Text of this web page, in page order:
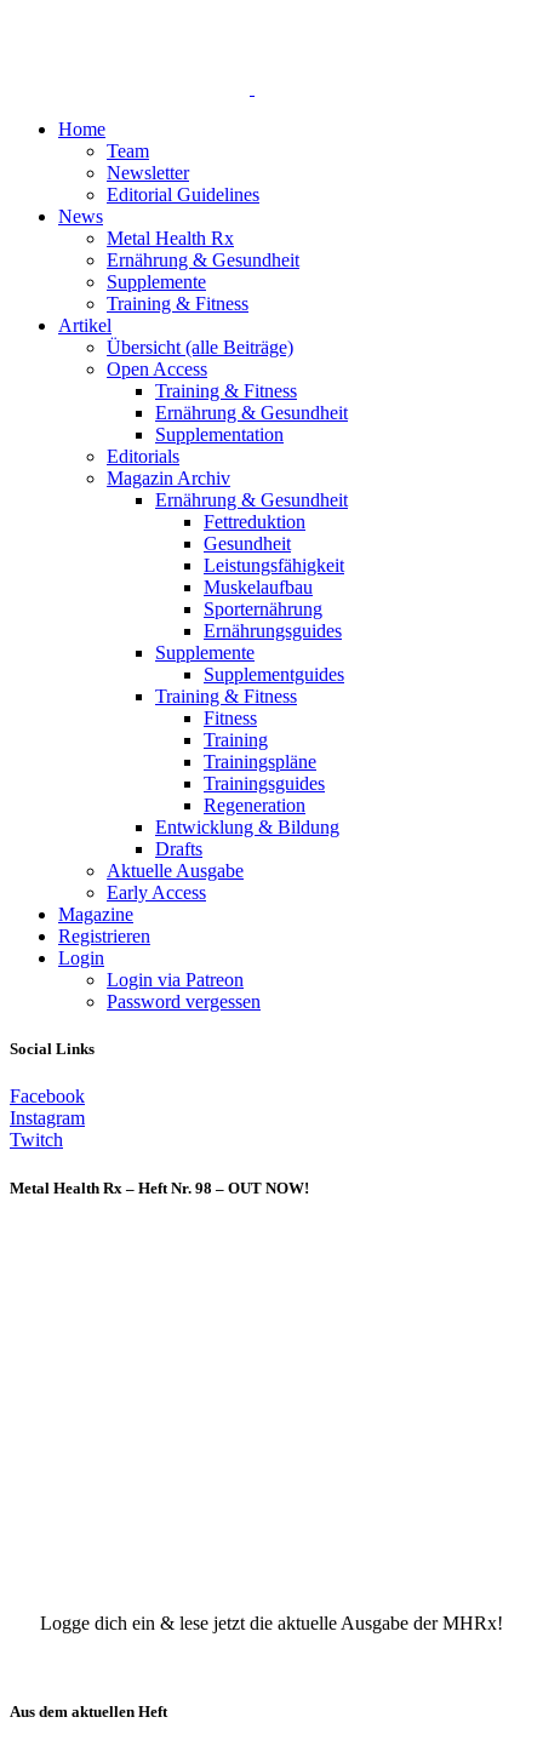
Home
Team
Newsletter
Editorial Guidelines
News
Metal Health Rx
Ernährung & Gesundheit
Supplemente
Training & Fitness
Artikel
Übersicht (alle Beiträge)
Open Access
Training & Fitness
Ernährung & Gesundheit
Supplementation
Editorials
Magazin Archiv
Ernährung & Gesundheit
Fettreduktion
Gesundheit
Leistungsfähigkeit
Muskelaufbau
Sporternährung
Ernährungsguides
Supplemente
Supplementguides
Training & Fitness
Fitness
Training
Trainingspläne
Trainingsguides
Regeneration
Entwicklung & Bildung
Drafts
Aktuelle Ausgabe
Early Access
Magazine
Registrieren
Login
Login via Patreon
Password vergessen
Social Links
Facebook
Instagram
Twitch
Metal Health Rx – Heft Nr. 98 – OUT NOW!
Logge dich ein & lese jetzt die aktuelle Ausgabe der MHRx!
Aus dem aktuellen Heft